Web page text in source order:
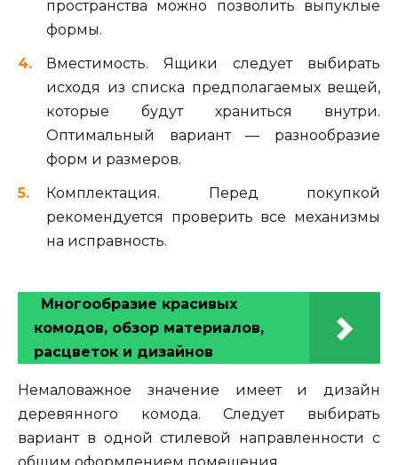
пространства можно позволить выпуклые
формы.
Вместимость. Ящики следует выбирать
исходя из списка предполагаемых вещей,
которые будут храниться внутри.
Оптимальный вариант — разнообразие
форм и размеров.
Комплектация. Перед покупкой
рекомендуется проверить все механизмы
на исправность.
Многообразие красивых
комодов, обзор материалов,
расцветок и дизайнов
Немаловажное значение имеет и дизайн
деревянного комода. Следует выбирать
вариант в одной стилевой направленности с
общим оформлением помещения.